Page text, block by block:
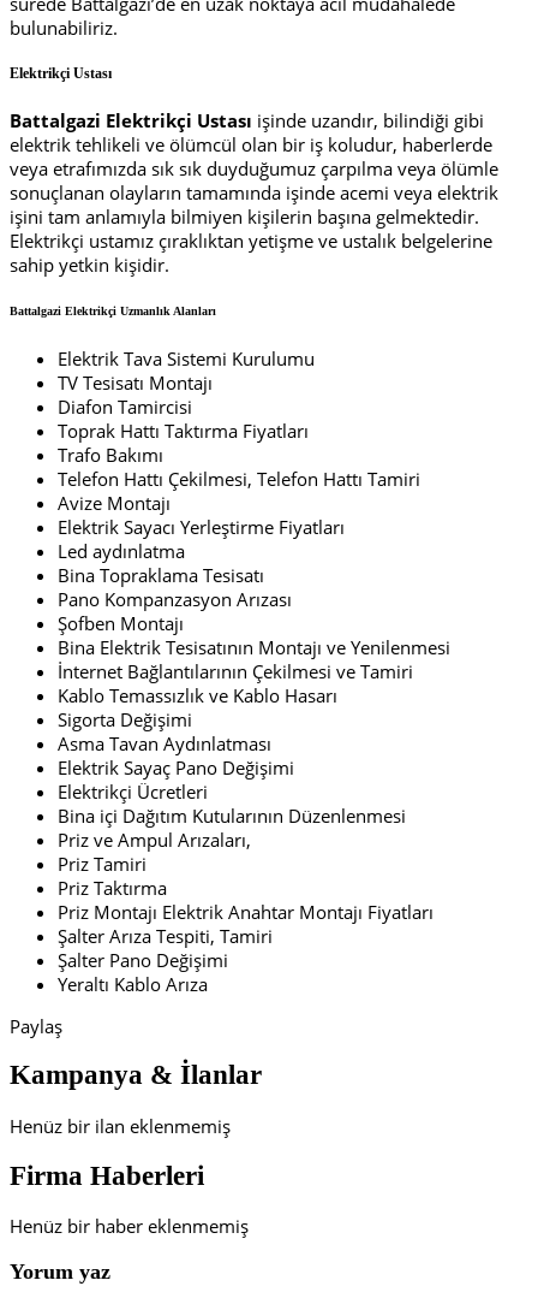
bulunabiliriz.
Elektrikçi Ustası
Battalgazi Elektrikçi Ustası işinde uzandır, bilindiği gibi
elektrik tehlikeli ve ölümcül olan bir iş koludur, haberlerde
veya etrafımızda sık sık duyduğumuz çarpılma veya ölümle
sonuçlanan olayların tamamında işinde acemi veya elektrik
işini tam anlamıyla bilmiyen kişilerin başına gelmektedir.
Elektrikçi ustamız çıraklıktan yetişme ve ustalık belgelerine
sahip yetkin kişidir.
Battalgazi Elektrikçi Uzmanlık Alanları
Elektrik Tava Sistemi Kurulumu
TV Tesisatı Montajı
Diafon Tamircisi
Toprak Hattı Taktırma Fiyatları
Trafo Bakımı
Telefon Hattı Çekilmesi, Telefon Hattı Tamiri
Avize Montajı
Elektrik Sayacı Yerleştirme Fiyatları
Led aydınlatma
Bina Topraklama Tesisatı
Pano Kompanzasyon Arızası
Şofben Montajı
Bina Elektrik Tesisatının Montajı ve Yenilenmesi
İnternet Bağlantılarının Çekilmesi ve Tamiri
Kablo Temassızlık ve Kablo Hasarı
Sigorta Değişimi
Asma Tavan Aydınlatması
Elektrik Sayaç Pano Değişimi
Elektrikçi Ücretleri
Bina içi Dağıtım Kutularının Düzenlenmesi
Priz ve Ampul Arızaları,
Priz Tamiri
Priz Taktırma
Priz Montajı Elektrik Anahtar Montajı Fiyatları
Şalter Arıza Tespiti, Tamiri
Şalter Pano Değişimi
Yeraltı Kablo Arıza
Paylaş
Kampanya & İlanlar
Henüz bir ilan eklenmemiş
Firma Haberleri
Henüz bir haber eklenmemiş
Yorum yaz